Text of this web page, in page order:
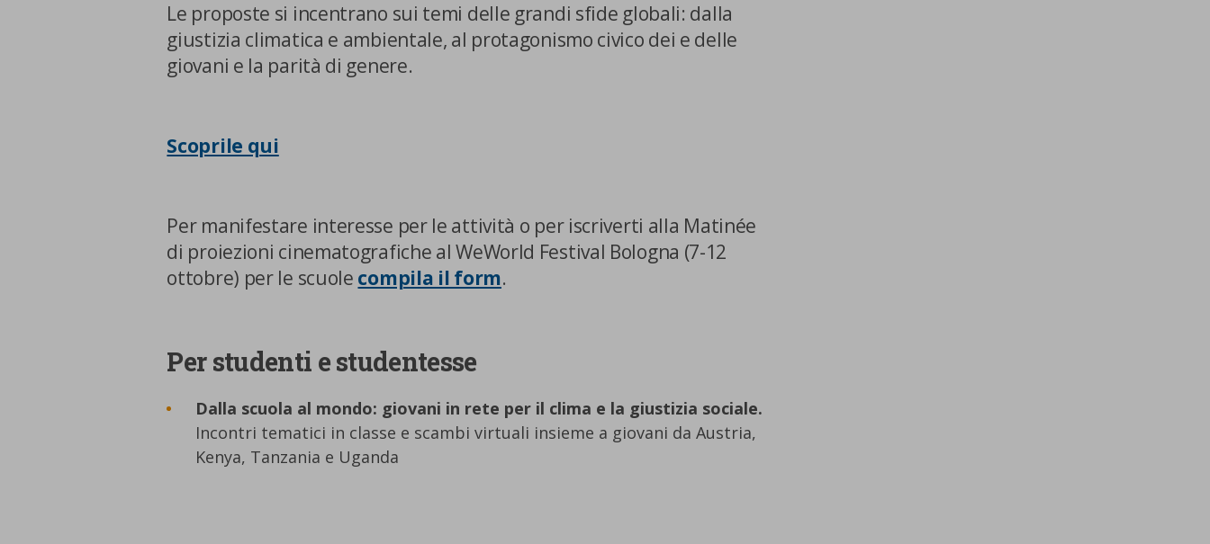
Centro preferenze sulla privacy
La tua privacy
Le proposte si incentrano sui temi delle grandi sfide globali: dalla
giustizia climatica e ambientale, al protagonismo civico dei e delle
giovani e la parità di genere.
Scoprile qui
Per manifestare interesse per le attività o per iscriverti alla Matinée
di proiezioni cinematografiche al WeWorld Festival Bologna (7-12
ottobre) per le scuole compila il form.
Per studenti e studentesse
Dalla scuola al mondo: giovani in rete per il clima e la giustizia sociale.
Incontri tematici in classe e scambi virtuali insieme a giovani da Austria,
Kenya, Tanzania e Uganda